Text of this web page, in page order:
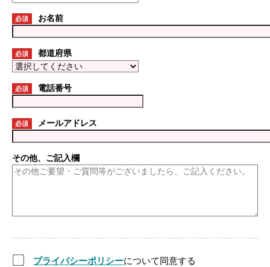
必須 お名前
必須 都道府県
必須 電話番号
必須 メールアドレス
その他、ご記入欄
プライバシーポリシーについて同意する